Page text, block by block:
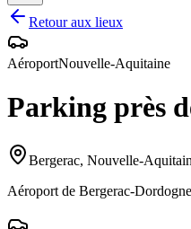
Retour aux lieux
AéroportNouvelle-Aquitaine
Parking près
Bergerac, Nouvelle-
Aéroport de Bergerac-